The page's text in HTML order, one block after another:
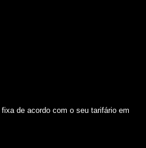
de acordo com o seu tarifário em